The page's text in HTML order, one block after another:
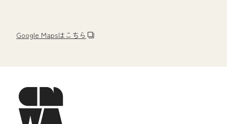
Google Mapsはこちら